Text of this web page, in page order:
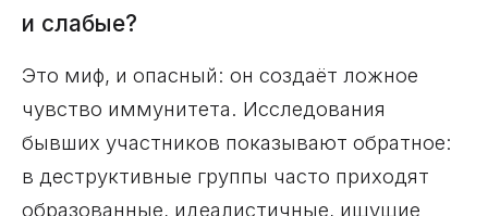
и слабые?
Это миф, и опасный: он создаёт ложное
чувство иммунитета. Исследования
бывших участников показывают обратное:
в деструктивные группы часто приходят
образованные, идеалистичные, ищущие